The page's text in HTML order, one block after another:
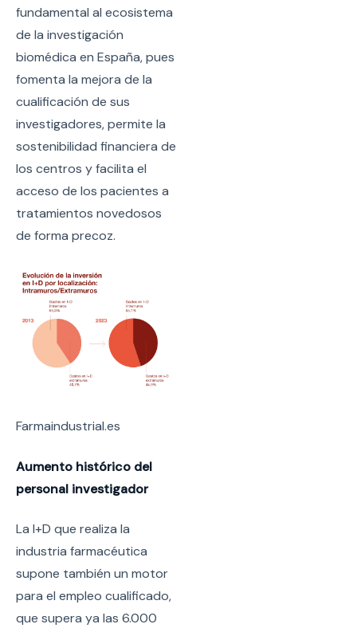
fundamental al ecosistema
de la investigación
biomédica en España, pues
fomenta la mejora de la
cualificación de sus
investigadores, permite la
sostenibilidad financiera de
los centros y facilita el
acceso de los pacientes a
tratamientos novedosos
de forma precoz.
Farmaindustrial.es
Aumento histórico del
personal investigador
La I+D que realiza la
industria farmacéutica
supone también un motor
para el empleo cualificado,
que supera ya las 6.000